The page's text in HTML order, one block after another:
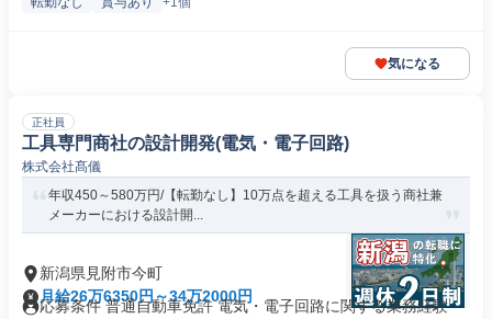
気になる
正社員
工具専門商社の設計開発(電気・電子回路)
株式会社髙儀
年収450～580万円/【転勤なし】10万点を超える工具を扱う商社兼
メーカーにおける設計開...
新潟県見附市今町
月給26万6350円～34万2000円
応募条件 普通自動車免許 電気・電子回路に関する業務経験